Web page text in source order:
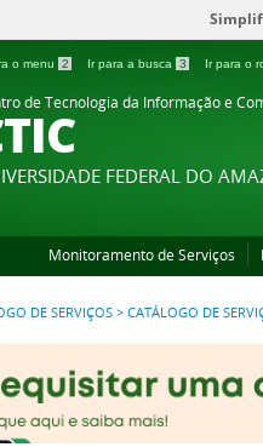
o menu 2 Ir para a busca 3 Ir para o
de Tecnologia da Informação e
FEDERAL DO
Monitoramento de Serviços
DE SERVIÇOS > CATÁLOGO DE